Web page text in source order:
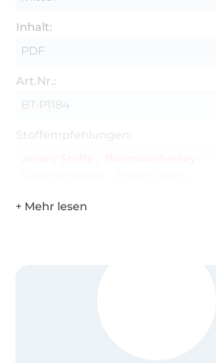
Inhalt:
PDF
Art.Nr.:
BT-P1184
Stoffempfehlungen: